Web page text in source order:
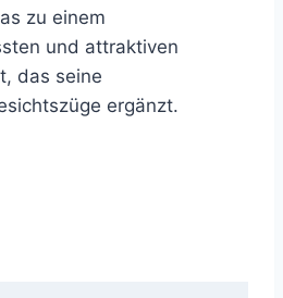
zu einem
und attraktiven
das seine
ergänzt.